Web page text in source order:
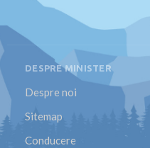
DESPRE MINISTER
Despre noi
Sitemap
Conducere